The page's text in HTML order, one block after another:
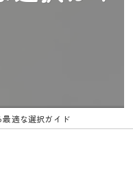
適な選択ガイド